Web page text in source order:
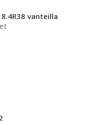
vanteilla